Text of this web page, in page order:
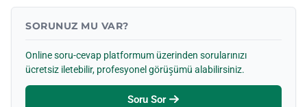
SORUNUZ MU VAR?
Online soru-cevap platformum üzerinden sorularınızı
ücretsiz iletebilir, profesyonel görüşümü alabilirsiniz.
Soru Sor